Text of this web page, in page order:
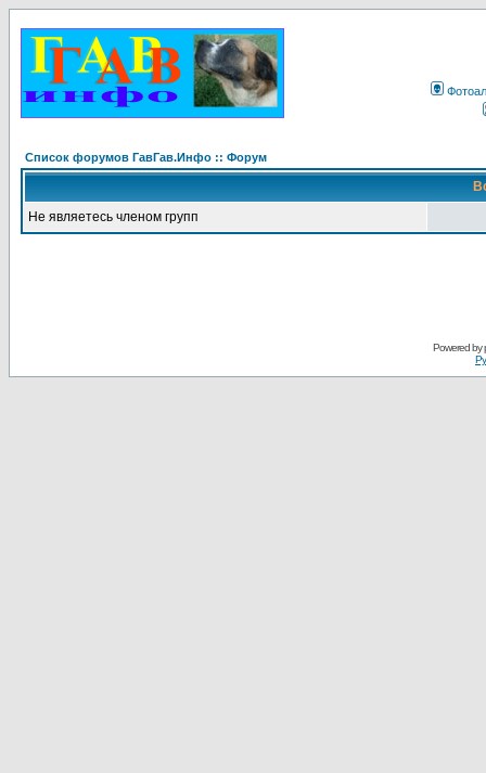
Список форумов ГавГав.Инфо :: Форум
Не являетесь членом групп
Powered by